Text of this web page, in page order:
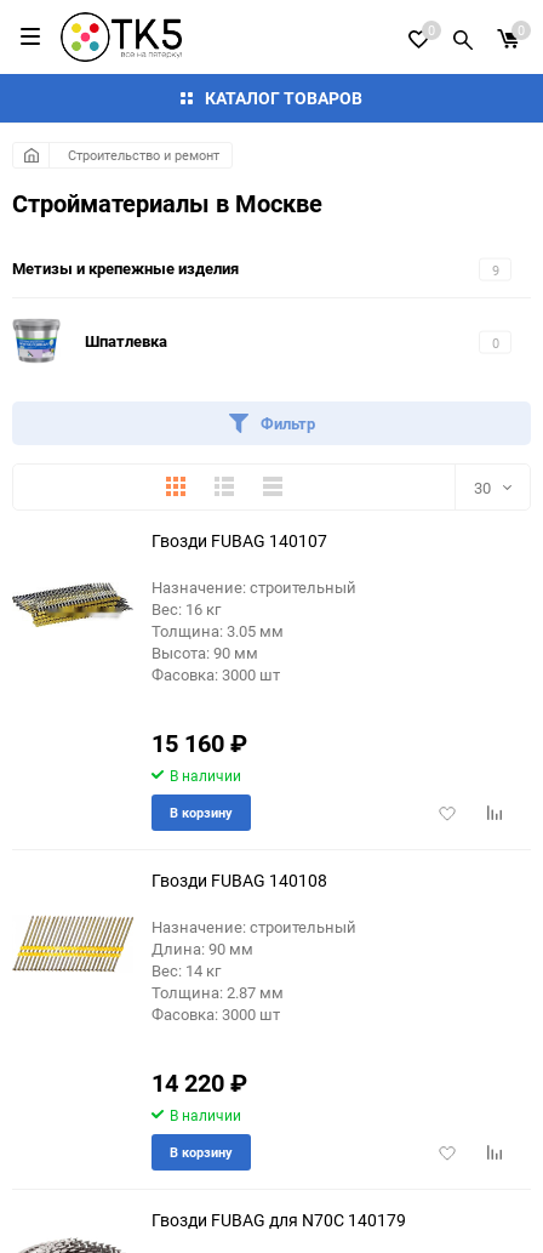
КАТАЛОГ ТОВАРОВ
0 0
Строительство и ремонт
Стройматериалы в Москве
9
Метизы и крепежные изделия
0
Шпатлевка
Фильтр
ПлиткаПодробноКомпактно 30
Гвозди FUBAG 140107
Назначение: строительный
Вес: 16 кг
Толщина: 3.05 мм
Высота: 90 мм
Фасовка: 3000 шт
15 160₽
В наличии
Добавить
В корзину
Гвозди FUBAG 140108
Назначение: строительный
Длина: 90 мм
Вес: 14 кг
Толщина: 2.87 мм
Фасовка: 3000 шт
14 220₽
В наличии
Добавить
В корзину
Гвозди FUBAG для N70C 140179